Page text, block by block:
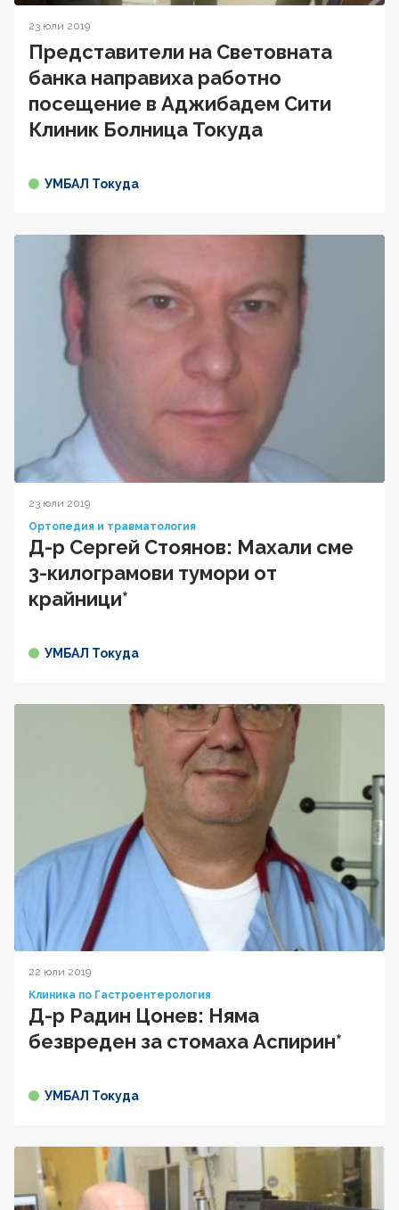
23 юли 2019
Представители на Световната
банка направиха работно
посещение в Аджибадем Сити
Клиник Болница Токуда
УМБАЛ Токуда
23 юли 2019
Ортопедия и травматология
Д-р Сергей Стоянов: Махали сме
3-килограмови тумори от
крайници*
УМБАЛ Токуда
22 юли 2019
Клиника по Гастроентерология
Д-р Радин Цонев: Няма
безвреден за стомаха Аспирин*
УМБАЛ Токуда